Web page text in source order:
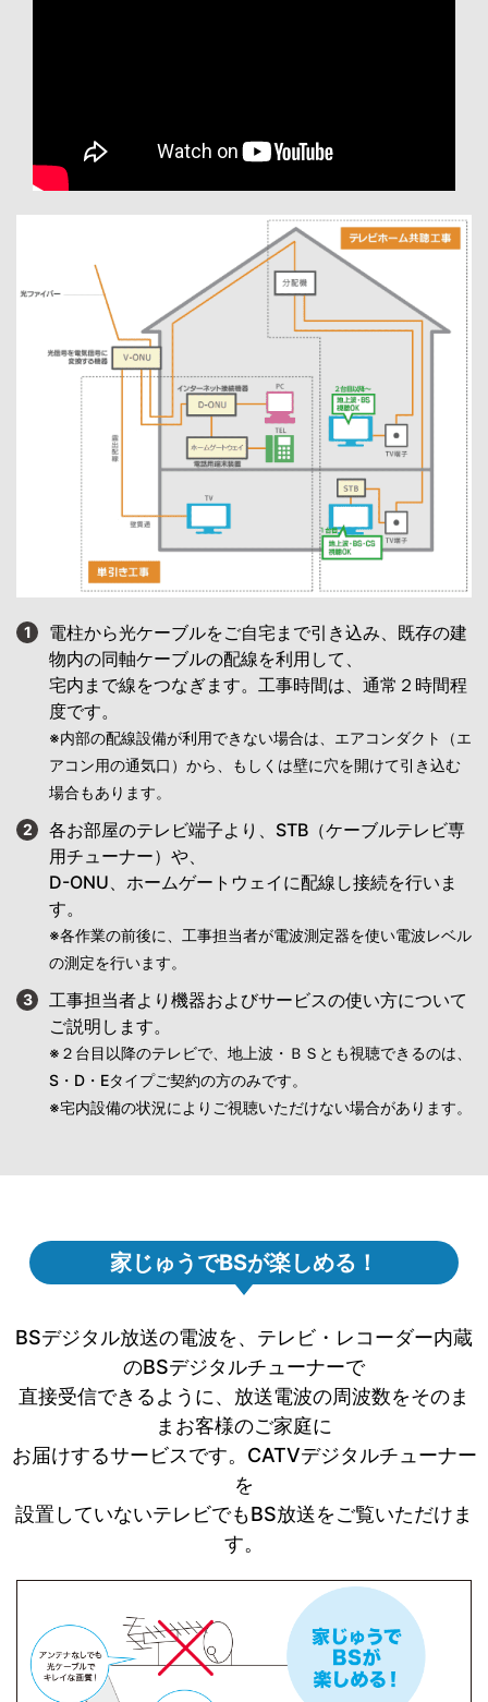
1
電柱から光ケーブルをご自宅まで引き込み、既存の建
物内の同軸ケーブルの配線を利用して、
宅内まで線をつなぎます。工事時間は、通常２時間程
度です。
※内部の配線設備が利用できない場合は、エアコンダクト（エ
アコン用の通気口）から、もしくは壁に穴を開けて引き込む
場合もあります。
2
各お部屋のテレビ端子より、STB（ケーブルテレビ専
用チューナー）や、
D-ONU、ホームゲートウェイに配線し接続を行いま
す。
※各作業の前後に、工事担当者が電波測定器を使い電波レベル
の測定を行います。
3
工事担当者より機器およびサービスの使い方について
ご説明します。
※２台目以降のテレビで、地上波・ＢＳとも視聴できるのは、
S・D・Eタイプご契約の方のみです。
※宅内設備の状況によりご視聴いただけない場合があります。
家じゅうでBSが楽しめる！
BSデジタル放送の電波を、テレビ・レコーダー内蔵
のBSデジタルチューナーで
直接受信できるように、放送電波の周波数をそのま
まお客様のご家庭に
お届けするサービスです。CATVデジタルチューナー
を
設置していないテレビでもBS放送をご覧いただけま
す。